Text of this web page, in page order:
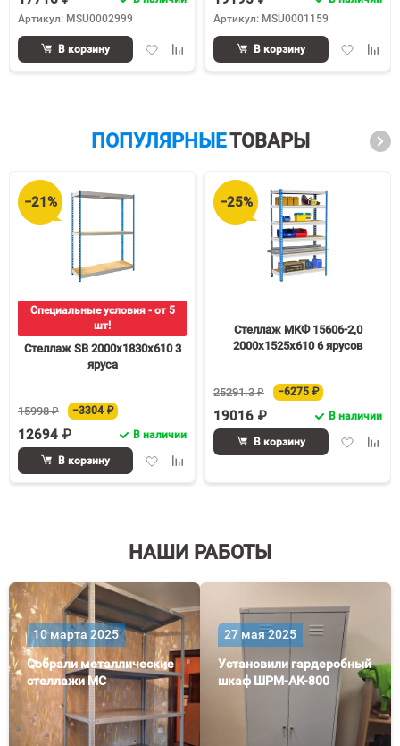
Артикул: MSU0002999
ДобавитьДобавить
В корзину
Артикул: MSU0001159
Добавить
В корзину
ПОПУЛЯРНЫЕТОВАРЫ
−21%
Специальные условия - от 5
шт!
Стеллаж SB 2000х1830х610 3
яруса
15998 ₽ −3304 ₽
12694 ₽ В наличии
ДобавитьДобавить
В корзину
−25%
Стеллаж МКФ 15606-2,0
2000х1525х610 6 ярусов
25291.3 ₽ −6275 ₽
19016 ₽ В наличии
Добавить
В корзину
НАШИ РАБОТЫ
10 марта 2025
Собрали металлические
стеллажи МС
27 мая 2025
Установили гардеробный
шкаф ШРМ-АК-800